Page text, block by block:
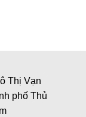
Thị Vạn
phố Thủ